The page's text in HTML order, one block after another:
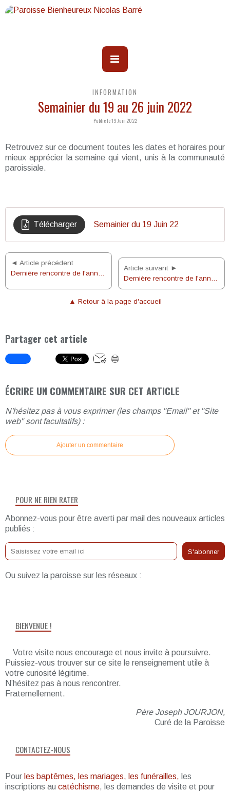
INFORMATION
Semainier du 19 au 26 juin 2022
Publié le 19 Juin 2022
Retrouvez sur ce document toutes les dates et horaires pour
mieux apprécier la semaine qui vient, unis à la communauté
paroissiale.
Télécharger Semainier du 19 Juin 22
◄ Article précédent
Dernière rencontre de l'année, en famille, des 1ère année de cathéchisme
Article suivant ►
Dernière rencontre de l'année de l'Éveil à la foi
▲ Retour à la page d'accueil
Partager cet article
ÉCRIRE UN COMMENTAIRE SUR CET ARTICLE
N'hésitez pas à vous exprimer (les champs "Email" et "Site
web" sont facultatifs) :
Ajouter un commentaire
POUR NE RIEN RATER
Abonnez-vous pour être averti par mail des nouveaux articles
publiés :
Ou suivez la paroisse sur les réseaux :
BIENVENUE !
Votre visite nous encourage et nous invite à poursuivre.
Puissiez-vous trouver sur ce site le renseignement utile à
votre curiosité légitime.
N’hésitez pas à nous rencontrer.
Fraternellement.
Père Joseph JOURJON,
Curé de la Paroisse
CONTACTEZ-NOUS
Pour les baptêmes, les mariages, les funérailles, les
inscriptions au catéchisme, les demandes de visite et pour